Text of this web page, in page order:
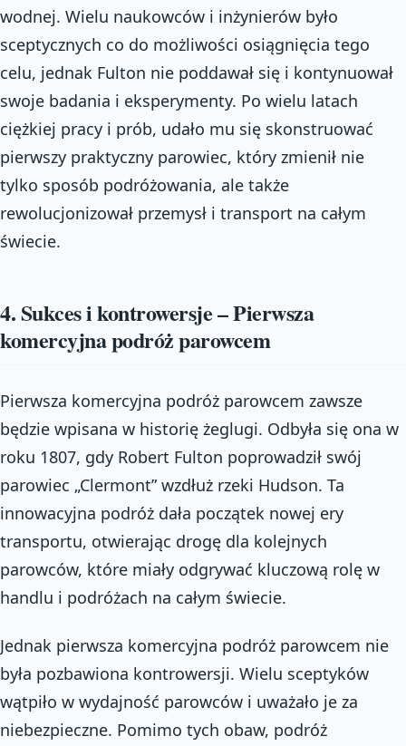
wodnej. Wielu naukowców i inżynierów było
sceptycznych co do możliwości osiągnięcia tego
celu, jednak Fulton nie poddawał się i kontynuował
swoje badania i eksperymenty. Po wielu latach
ciężkiej pracy i prób, udało mu się skonstruować
pierwszy praktyczny parowiec, który zmienił nie
tylko sposób podróżowania, ale także
rewolucjonizował przemysł i transport na całym
świecie.
4. Sukces i kontrowersje – Pierwsza
komercyjna podróż parowcem
Pierwsza komercyjna podróż parowcem zawsze
będzie wpisana w historię żeglugi. Odbyła się ona w
roku 1807, gdy Robert Fulton poprowadził swój
parowiec „Clermont” wzdłuż rzeki Hudson. Ta
innowacyjna podróż dała początek nowej ery
transportu, otwierając drogę dla kolejnych
parowców, które miały odgrywać kluczową rolę w
handlu i podróżach na całym świecie.
Jednak pierwsza komercyjna podróż parowcem nie
była pozbawiona kontrowersji. Wielu sceptyków
wątpiło w wydajność parowców i uważało je za
niebezpieczne. Pomimo tych obaw, podróż